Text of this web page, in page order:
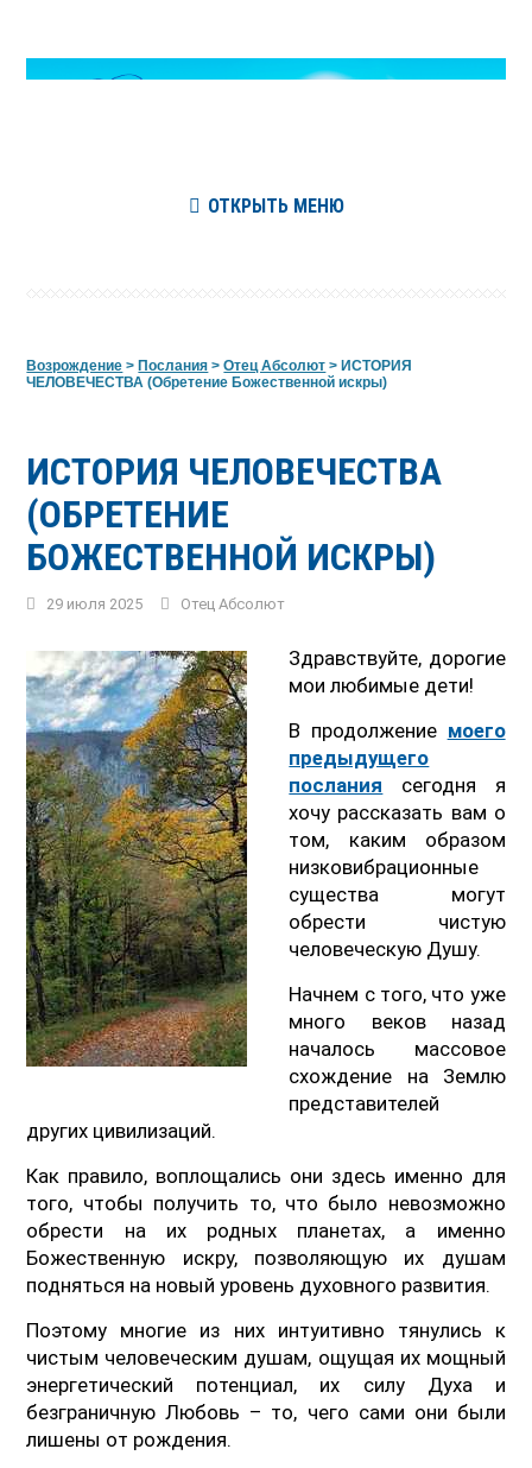
ОТКРЫТЬ МЕНЮ
Возрождение >Послания >Отец Абсолют >ИСТОРИЯ
ЧЕЛОВЕЧЕСТВА (Обретение Божественной искры)
ИСТОРИЯ ЧЕЛОВЕЧЕСТВА
(ОБРЕТЕНИЕ
БОЖЕСТВЕННОЙ ИСКРЫ)
29 июля 2025 Отец Абсолют
Здравствуйте, дорогие
мои любимые дети!
В продолжение моего
предыдущего
послания сегодня я
хочу рассказать вам о
том, каким образом
низковибрационные
существа могут
обрести чистую
человеческую Душу.
Начнем с того, что уже
много веков назад
началось массовое
схождение на Землю
представителей
других цивилизаций.
Как правило, воплощались они здесь именно для
того, чтобы получить то, что было невозможно
обрести на их родных планетах, а именно
Божественную искру, позволяющую их душам
подняться на новый уровень духовного развития.
Поэтому многие из них интуитивно тянулись к
чистым человеческим душам, ощущая их мощный
энергетический потенциал, их силу Духа и
безграничную Любовь – то, чего сами они были
лишены от рождения.